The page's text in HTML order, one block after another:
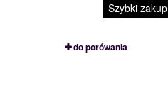
Szybki zakup
do porówania